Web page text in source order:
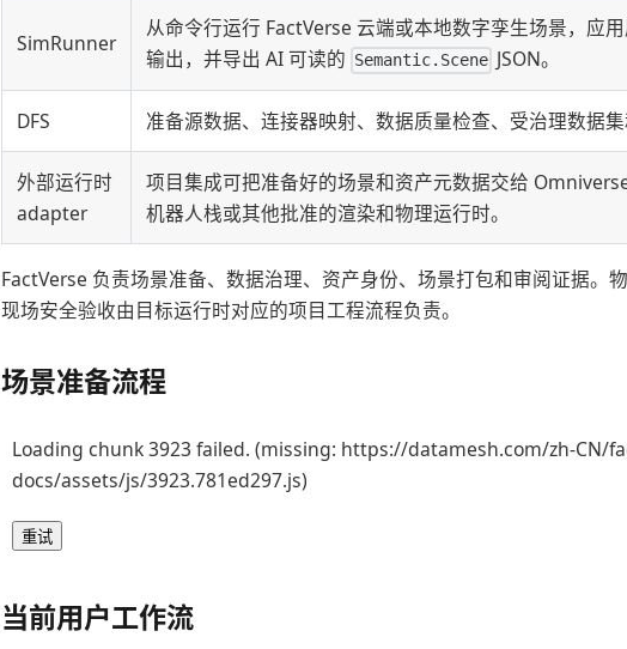
SimRunner
从命令行运行 FactVerse 云端或本地数字孪生场景，应
输出，并导出 AI 可读的 Semantic.Scene JSON。
DFS 准备源数据、连接器映射、数据质量检查、受治理数据集
外部运行时
adapter
项目集成可把准备好的场景和资产元数据交给
机器人栈或其他批准的渲染和物理运行时。
FactVerse 负责场景准备、数据治理、资产身份、场景打包和审阅证据。
现场安全验收由目标运行时对应的项目工程流程负责。
场景准备流程
Loading chunk 3923 failed. (missing: https://datamesh.com/zh-CN/
docs/assets/js/3923.781ed297.js)
重试
当前用户工作流